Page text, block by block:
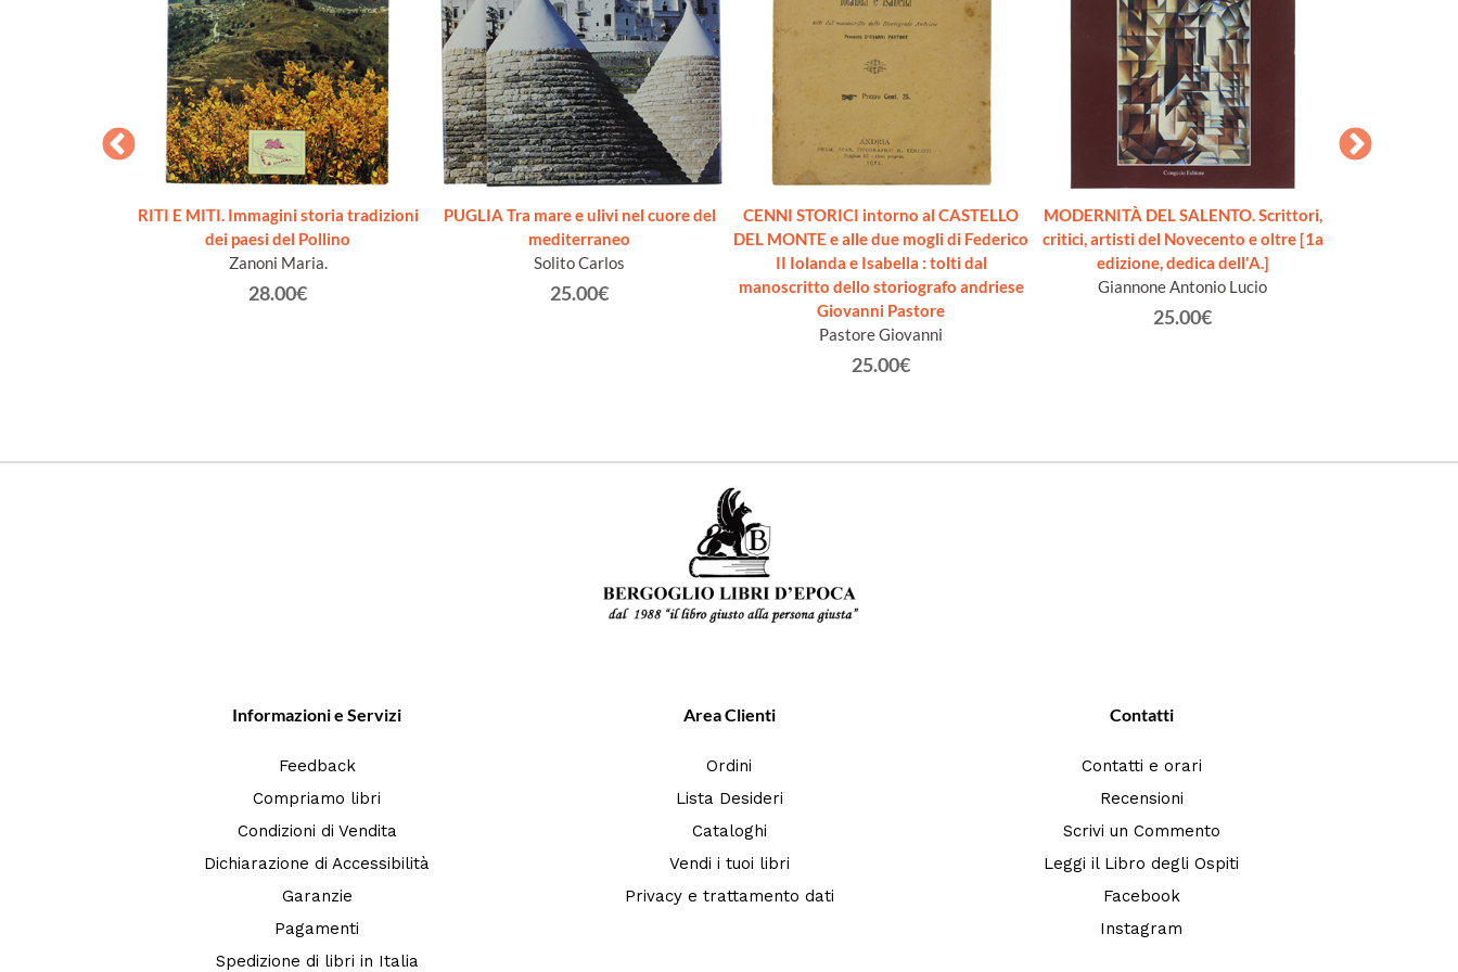
RITI E MITI. Immagini storia tradizioni
dei paesi del Pollino
Zanoni Maria.
28.00€
PUGLIA Tra mare e ulivi nel cuore del
mediterraneo
Solito Carlos
25.00€
CENNI STORICI intorno al CASTELLO
DEL MONTE e alle due mogli di Federico
II Iolanda e Isabella : tolti dal
manoscritto dello storiografo andriese
Giovanni Pastore
Pastore Giovanni
25.00€
MODERNITÀ DEL SALENTO. Scrittori,
critici, artisti del Novecento e oltre [1a
edizione, dedica dell'A.]
Giannone Antonio Lucio
25.00€
Informazioni e Servizi
Feedback
Compriamo libri
Condizioni di Vendita
Dichiarazione di Accessibilità
Garanzie
Pagamenti
Spedizione di libri in Italia
Area Clienti
Ordini
Lista Desideri
Cataloghi
Vendi i tuoi libri
Privacy e trattamento dati
Contatti
Contatti e orari
Recensioni
Scrivi un Commento
Leggi il Libro degli Ospiti
Facebook
Instagram